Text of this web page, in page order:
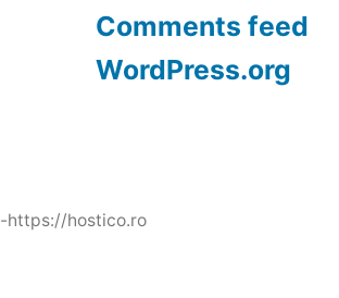
Comments feed
WordPress.org
-https://hostico.ro